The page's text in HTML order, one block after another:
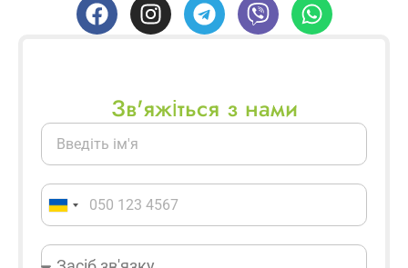
Зв'яжіться з нами
Ukraine